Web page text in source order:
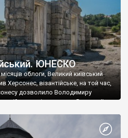
ЮНЕСКО
облоги, Великий київський
Херсонес, візантійське, на той час,
дозволило Володимиру
імператору Василю ІІ, та
став Василем-християнином.
На честь Херсонесу Таврійського